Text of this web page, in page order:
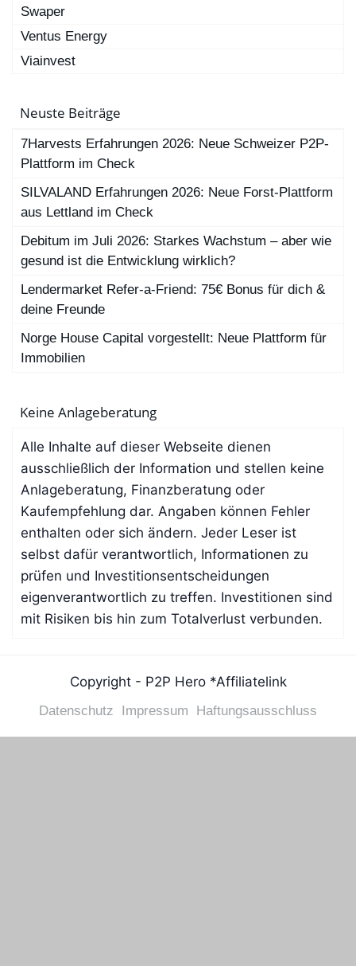
Swaper
Ventus Energy
Viainvest
Neuste Beiträge
7Harvests Erfahrungen 2026: Neue Schweizer P2P-
Plattform im Check
SILVALAND Erfahrungen 2026: Neue Forst-Plattform
aus Lettland im Check
Debitum im Juli 2026: Starkes Wachstum – aber wie
gesund ist die Entwicklung wirklich?
Lendermarket Refer-a-Friend: 75€ Bonus für dich &
deine Freunde
Norge House Capital vorgestellt: Neue Plattform für
Immobilien
Keine Anlageberatung
Alle Inhalte auf dieser Webseite dienen
ausschließlich der Information und stellen keine
Anlageberatung, Finanzberatung oder
Kaufempfehlung dar. Angaben können Fehler
enthalten oder sich ändern. Jeder Leser ist
selbst dafür verantwortlich, Informationen zu
prüfen und Investitionsentscheidungen
eigenverantwortlich zu treffen. Investitionen sind
mit Risiken bis hin zum Totalverlust verbunden.
Copyright - P2P Hero *Affiliatelink
Datenschutz Impressum Haftungsausschluss